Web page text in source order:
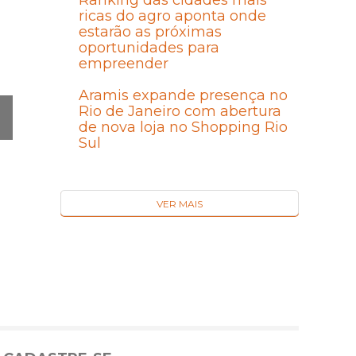
ricas do agro aponta onde
estarão as próximas
oportunidades para
empreender
Aramis expande presença no
Rio de Janeiro com abertura
de nova loja no Shopping Rio
Sul
VER MAIS